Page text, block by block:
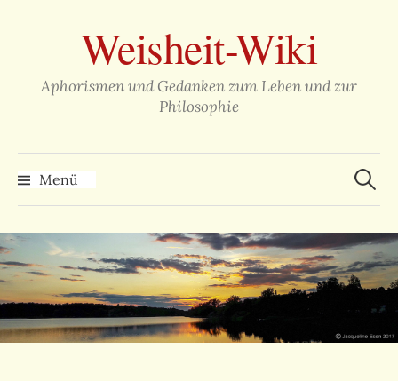
überspringenWeisheit-Wiki
Aphorismen und Gedanken zum Leben und zur
Philosophie
Menü
Suchen
nach: